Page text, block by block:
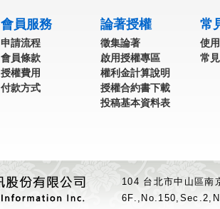
會員服務
申請流程
會員條款
授權費用
付款方式
論著授權
徵集論著
啟用授權專區
權利金計算說明
授權合約書下載
投稿基本資料表
常
使
常
104 台北市中山區